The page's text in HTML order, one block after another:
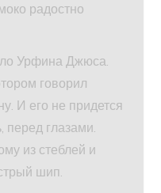
радостно
Урфина Джюса.
говорил
И его не придется
перед глазами.
из стеблей и
шип.